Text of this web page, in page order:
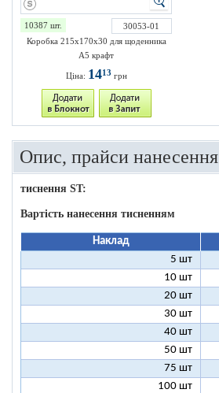
10387 шт.
30053-01
Коробка 215х170х30 для щоденника
А5 крафт
Ціна: 1413 грн
Опис, прайси нанесення
тиснення ST:
Вартість нанесення тисненням
Наклад
5 шт
10 шт
20 шт
30 шт
40 шт
50 шт
75 шт
100 шт